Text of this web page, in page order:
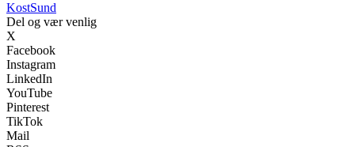
KostSund
Del og vær venlig
X
Facebook
Instagram
LinkedIn
YouTube
Pinterest
TikTok
Mail